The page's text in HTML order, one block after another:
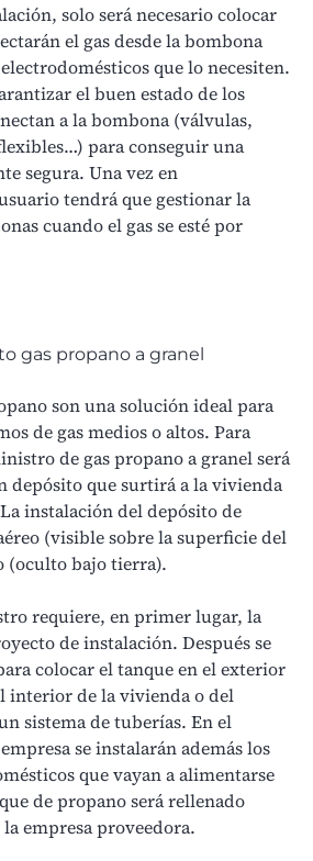
solo será necesario colocar
el gas desde la bombona
electrodomésticosque lo necesiten.
el buen estado de los
a la bombona (válvulas,
para conseguir una
segura. Una vez en
tendrá que gestionar la
cuando el gas se esté por
gas propano a granel
son una solución ideal para
de gas medios o altos. Para
de gas propanoa granel será
depósito que surtirá a la vivienda
instalación del depósito de
(visible sobre la superficie del
(oculto bajo tierra).
requiere, en primer lugar, la
de instalación. Después se
colocar el tanque en el exterior
interior de la vivienda o del
sistema de tuberías. En el
se instalarán además los
que vayan a alimentarse
de propano será rellenado
laempresa proveedora.